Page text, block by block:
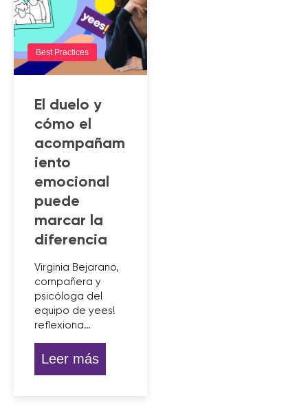
Best Practices
El duelo y
cómo el
acompañam
iento
emocional
puede
marcar la
diferencia
Virginia Bejarano,
compañera y
psicóloga del
equipo de yees!
reflexiona…
Leer más